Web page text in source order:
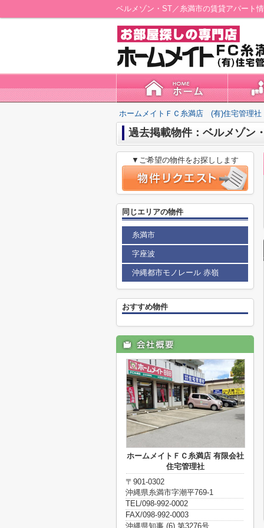
ベルメゾン・ST／糸満市の賃貸アパート
ホームメイトＦＣ糸満店 (有)住宅管理社
過去掲載物件：ベルメゾン
▼ご希望の物件をお探しします
同じエリアの物件
糸満市
字座波
沖縄都市モノレール 赤嶺
おすすめ物件
ホームメイトＦＣ糸満店 有限会社
住宅管理社
〒901-0302
沖縄県糸満市字潮平769-1
TEL/098-992-0002
FAX/098-992-0003
沖縄県知事 (6) 第3276号